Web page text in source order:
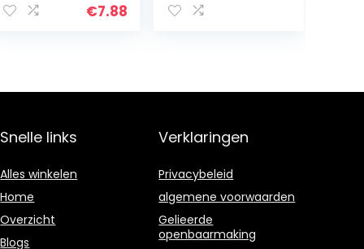
Laboratoriumba
€7.88
Magnetische
stof
Snelle links
Alles winkelen
Home
Overzicht
Blogs
Verklaringen
Privacybeleid
algemene voorwaarden
Gelieerde
openbaarmaking